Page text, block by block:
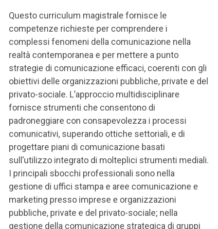
Questo curriculum magistrale fornisce le
competenze richieste per comprendere i
complessi fenomeni della comunicazione nella
realtà contemporanea e per mettere a punto
strategie di comunicazione efficaci, coerenti con gli
obiettivi delle organizzazioni pubbliche, private e del
privato-sociale. L’approccio multidisciplinare
fornisce strumenti che consentono di
padroneggiare con consapevolezza i processi
comunicativi, superando ottiche settoriali, e di
progettare piani di comunicazione basati
sull’utilizzo integrato di molteplici strumenti mediali.
I principali sbocchi professionali sono nella
gestione di uffici stampa e aree comunicazione e
marketing presso imprese e organizzazioni
pubbliche, private e del privato-sociale; nella
gestione della comunicazione strategica di gruppi